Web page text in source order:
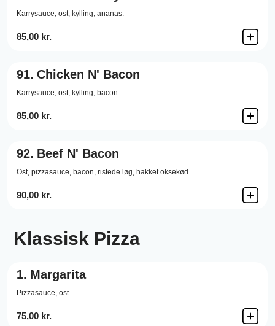
Karrysauce, ost, kylling, ananas.
85,00 kr.
91. Chicken N' Bacon
Karrysauce, ost, kylling, bacon.
85,00 kr.
92. Beef N' Bacon
Ost, pizzasauce, bacon, ristede løg, hakket oksekød.
90,00 kr.
Klassisk Pizza
1. Margarita
Pizzasauce, ost.
75,00 kr.